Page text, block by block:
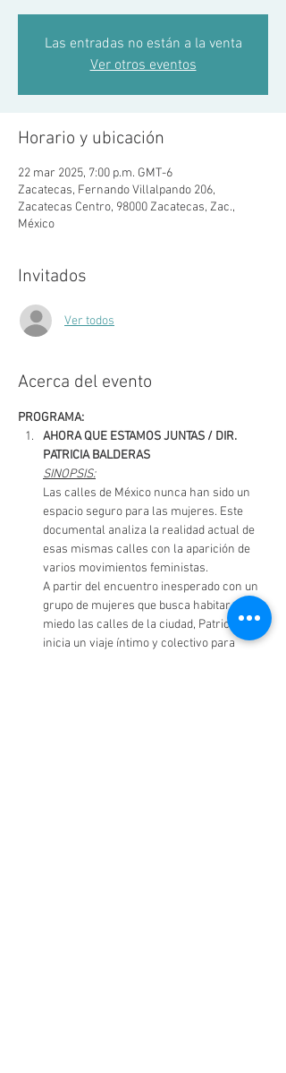
Las entradas no están a la venta
Ver otros eventos
Horario y ubicación
22 mar 2025, 7:00 p.m. GMT-6
Zacatecas, Fernando Villalpando 206,
Zacatecas Centro, 98000 Zacatecas, Zac.,
México
Invitados
Ver todos
Acerca del evento
PROGRAMA:
AHORA QUE ESTAMOS JUNTAS / DIR.
PATRICIA BALDERAS
SINOPSIS:
Las calles de México nunca han sido un
espacio seguro para las mujeres. Este
documental analiza la realidad actual de
esas mismas calles con la aparición de
varios movimientos feministas.
A partir del encuentro inesperado con un
grupo de mujeres que busca habitar sin
miedo las calles de la ciudad, Patricia
inicia un viaje íntimo y colectivo para